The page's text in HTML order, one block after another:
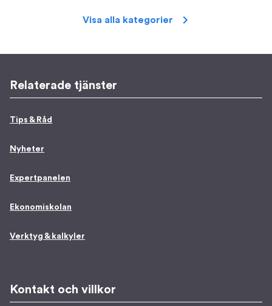
Visa alla kategorier
Relaterade tjänster
Tips & Råd
Nyheter
Expertpanelen
Ekonomiskolan
Verktyg & kalkyler
Kontakt och villkor